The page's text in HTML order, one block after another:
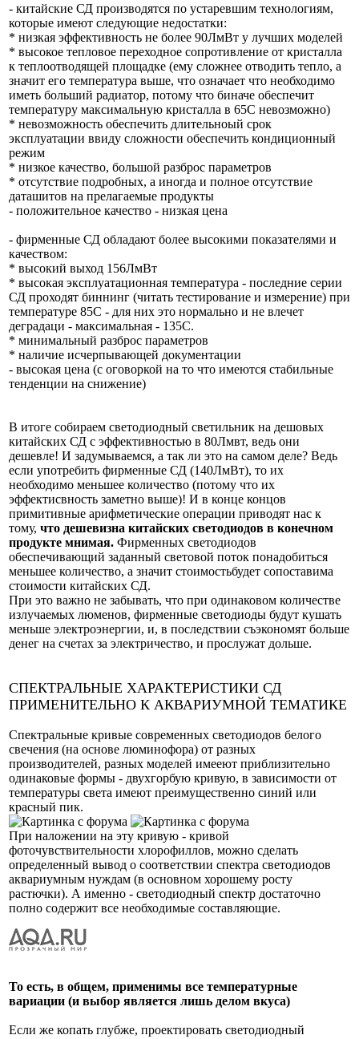
- китайские СД производятся по устаревшим технологиям,
которые имеют следующие недостатки:
* низкая эффективность не более 90ЛмВт у лучших моделей
* высокое тепловое переходное сопротивление от кристалла
к теплоотводящей площадке (ему сложнее отводить тепло, а
значит его температура выше, что означает что необходимо
иметь больший радиатор, потому что биначе обеспечит
температуру максимальную кристалла в 65С невозможно)
* невозможность обеспечить длительноый срок
эксплуатации ввиду сложности обеспечить кондиционный
режим
* низкое качество, большой разброс параметров
* отсутствие подробных, а иногда и полное отсутствие
даташитов на прелагаемые продукты
- положительное качество - низкая цена
- фирменные СД обладают более высокими показателями и
качеством:
* высокий выход 156ЛмВт
* высокая эксплуатационная температура - последние серии
СД проходят биннинг (читать тестирование и измерение) при
температуре 85С - для них это нормально и не влечет
деградаци - максимальная - 135С.
* минимальный разброс параметров
* наличие исчерпывающей документации
- высокая цена (с оговоркой на то что имеются стабильные
тенденции на снижение)
В итоге собираем светодиодный светильник на дешовых
китайских СД с эффективностью в 80Лмвт, ведь они
дешевле! И задумываемся, а так ли это на самом деле? Ведь
если употребить фирменные СД (140ЛмВт), то их
необходимо меньшее количество (потому что их
эффектисвность заметно выше)! И в конце концов
примитивные арифметические операции приводят нас к
тому, что дешевизна китайских светодиодов в конечном
продукте мнимая. Фирменных светодиодов
обеспечивающий заданный световой поток понадобиться
меньшее количество, а значит стоимостьбудет сопоставима
стоимости китайских СД.
При это важно не забывать, что при одинаковом количестве
излучаемых люменов, фирменные светодиоды будут кушать
меньше электроэнергии, и, в последствии съэкономят больше
денег на счетах за электричество, и прослужат дольше.
СПЕКТРАЛЬНЫЕ ХАРАКТЕРИСТИКИ СД
ПРИМЕНИТЕЛЬНО К АКВАРИУМНОЙ ТЕМАТИКЕ
Спектральные кривые современных светодиодов белого
свечения (на основе люминофора) от разных
производителей, разных моделей имееют приблизительно
одинаковые формы - двухгорбую кривую, в зависимости от
температуры света имеют преимущественно синий или
красный пик.
При наложении на эту кривую - кривой
фоточувствительности хлорофиллов, можно сделать
определенный вывод о соответствии спектра светодиодов
аквариумным нуждам (в основном хорошему росту
растючки). А именно - светодиодный спектр достаточно
полно содержит все необходимые составляющие.
То есть, в общем, применимы все температурные
вариации (и выбор является лишь делом вкуса)
Если же копать глубже, проектировать светодиодный